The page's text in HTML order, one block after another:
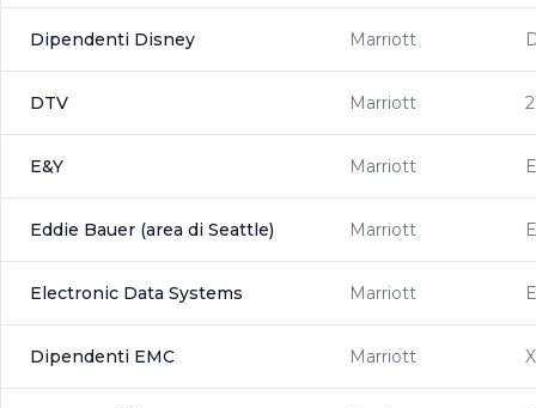
Dipendenti Disney Marriott
DTV Marriott
E&Y Marriott
Eddie Bauer (area di Seattle) Marriott
Electronic Data Systems Marriott
Dipendenti EMC Marriott